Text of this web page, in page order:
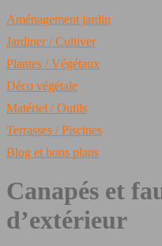
Aménagement jardin
Jardiner / Cultiver
Plantes / Végétaux
Déco végétale
Matériel / Outils
Terrasses / Piscines
Blog et bons plans
Canapés et
d’extérieur